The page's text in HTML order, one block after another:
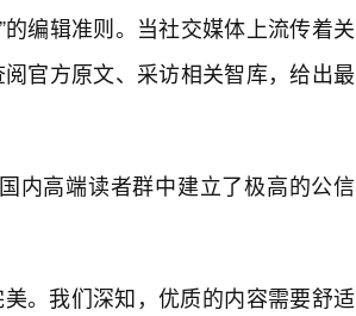
编辑准则。当社交媒体上流传着关
官方原文、采访相关智库，给出最
内高端读者群中建立了极高的公信
。我们深知，优质的内容需要舒适